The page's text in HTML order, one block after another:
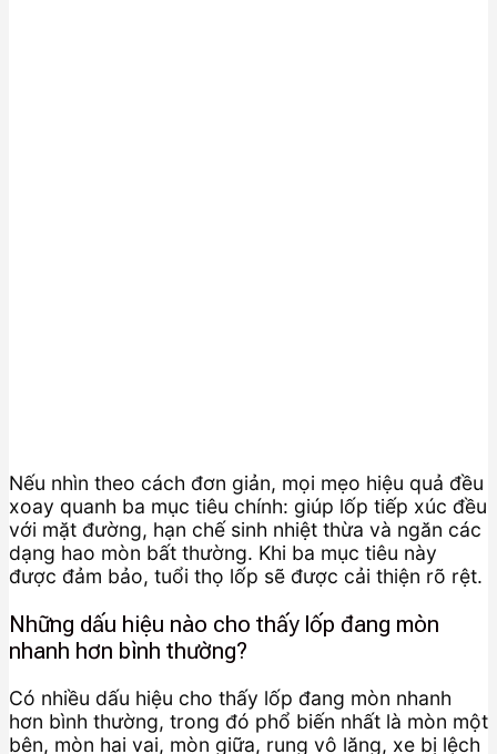
Nếu nhìn theo cách đơn giản, mọi mẹo hiệu quả đều
xoay quanh ba mục tiêu chính: giúp lốp tiếp xúc đều
với mặt đường, hạn chế sinh nhiệt thừa và ngăn các
dạng hao mòn bất thường. Khi ba mục tiêu này
được đảm bảo, tuổi thọ lốp sẽ được cải thiện rõ rệt.
Những dấu hiệu nào cho thấy lốp đang mòn
nhanh hơn bình thường?
Có nhiều dấu hiệu cho thấy lốp đang mòn nhanh
hơn bình thường, trong đó phổ biến nhất là mòn một
bên, mòn hai vai, mòn giữa, rung vô lăng, xe bị lệch